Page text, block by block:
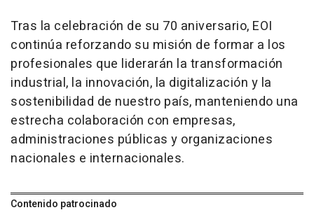
Tras la celebración de su 70 aniversario, EOI
continúa reforzando su misión de formar a los
profesionales que liderarán la transformación
industrial, la innovación, la digitalización y la
sostenibilidad de nuestro país, manteniendo una
estrecha colaboración con empresas,
administraciones públicas y organizaciones
nacionales e internacionales.
Contenido patrocinado